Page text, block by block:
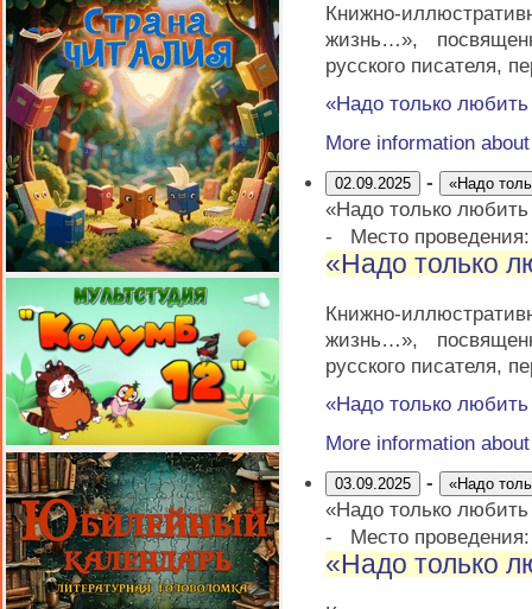
Книжно-
жизнь…»,
русского писателя,
«Надо только
More information
02.09.2025 - «Надо
«Надо только
-
Место
«Надо только
Книжно-
жизнь…»,
русского писателя,
«Надо только
More information
03.09.2025 - «Надо
«Надо только
-
Место
«Надо только